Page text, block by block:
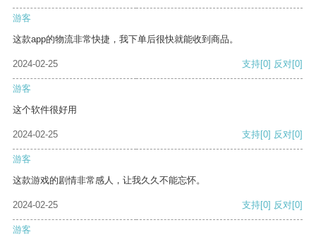
游客
这款app的物流非常快捷，我下单后很快就能收到商品。
2024-02-25 支持[0] 反对[0]
游客
这个软件很好用
2024-02-25 支持[0] 反对[0]
游客
这款游戏的剧情非常感人，让我久久不能忘怀。
2024-02-25 支持[0] 反对[0]
游客